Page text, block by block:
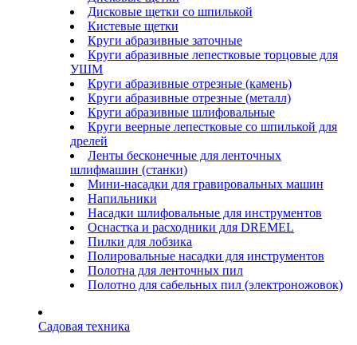
Дисковые щетки со шпилькой
Кистевые щетки
Круги абразивные заточные
Круги абразивные лепестковые торцовые для
УШМ
Круги абразивные отрезные (камень)
Круги абразивные отрезные (металл)
Круги абразивные шлифовальные
Круги веерные лепестковые со шпилькой для
дрелей
Ленты бесконечные для ленточных
шлифмашин (станки)
Мини-насадки для гравировальных машин
Напильники
Насадки шлифовальные для инструментов
Оснастка и расходники для DREMEL
Пилки для лобзика
Полировальные насадки для инструментов
Полотна для ленточных пил
Полотно для сабельных пил (электроножовок)
Садовая техника